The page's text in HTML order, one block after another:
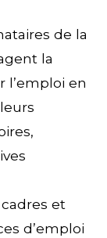
de la
la
l’emploi en
et
d’emploi